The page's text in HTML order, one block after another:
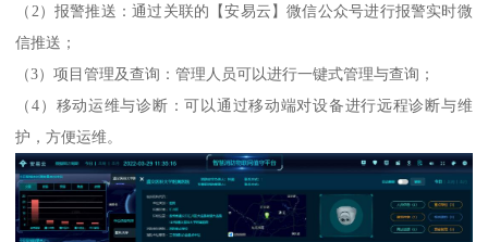
（2）报警推送：通过关联的【安易云】微信公众号进行报警实时微
信推送；
（3）项目管理及查询：管理人员可以进行一键式管理与查询；
（4）移动运维与诊断：可以通过移动端对设备进行远程诊断与维
护，方便运维。